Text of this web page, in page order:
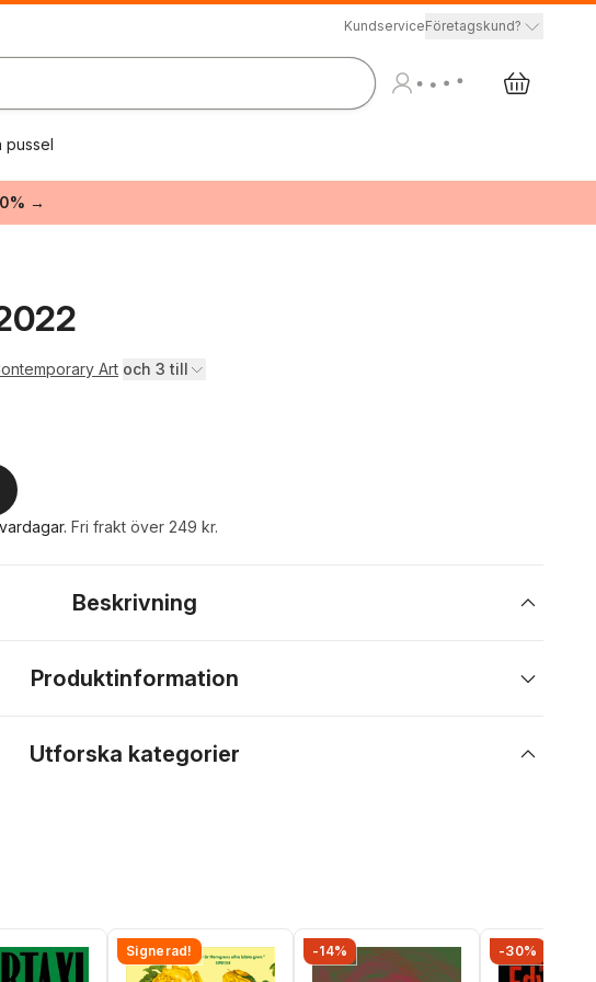
KundserviceFöretagskund?
pussel
→
Art och 3 till
. Fri frakt över 249 kr.
Beskrivning
Produktinformation
Utforska kategorier
Signerad! -14% -30%